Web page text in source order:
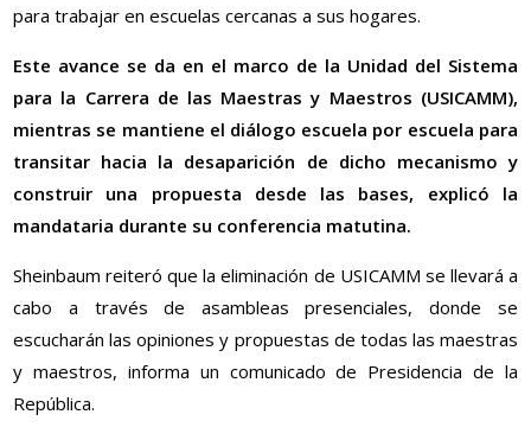
para trabajar en escuelas cercanas a sus hogares.
Este avance se da en el marco de la Unidad del Sistema
para la Carrera de las Maestras y Maestros (USICAMM),
mientras se mantiene el diálogo escuela por escuela para
transitar hacia la desaparición de dicho mecanismo y
construir una propuesta desde las bases, explicó la
mandataria durante su conferencia matutina.
Sheinbaum reiteró que la eliminación de USICAMM se llevará a
cabo a través de asambleas presenciales, donde se
escucharán las opiniones y propuestas de todas las maestras
y maestros, informa un comunicado de Presidencia de la
República.